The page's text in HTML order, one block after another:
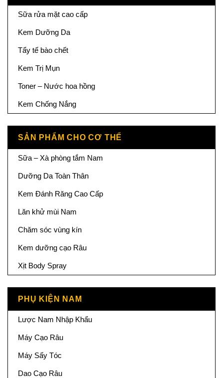
Sữa rửa mặt cao cấp
Kem Dưỡng Da
Tẩy tế bào chết
Kem Trị Mụn
Toner – Nước hoa hồng
Kem Chống Nắng
SẢN PHẨM CHO CƠ THỂ
Sữa – Xà phòng tắm Nam
Dưỡng Da Toàn Thân
Kem Đánh Răng Cao Cấp
Lăn khử mùi Nam
Chăm sóc vùng kín
Kem dưỡng cạo Râu
Xịt Body Spray
PHỤ KIỆN NAM
Lược Nam Nhập Khẩu
Máy Cạo Râu
Máy Sấy Tóc
Dao Cạo Râu